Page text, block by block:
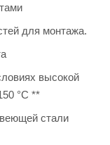
для монтажа.
высокой
°C **
стали